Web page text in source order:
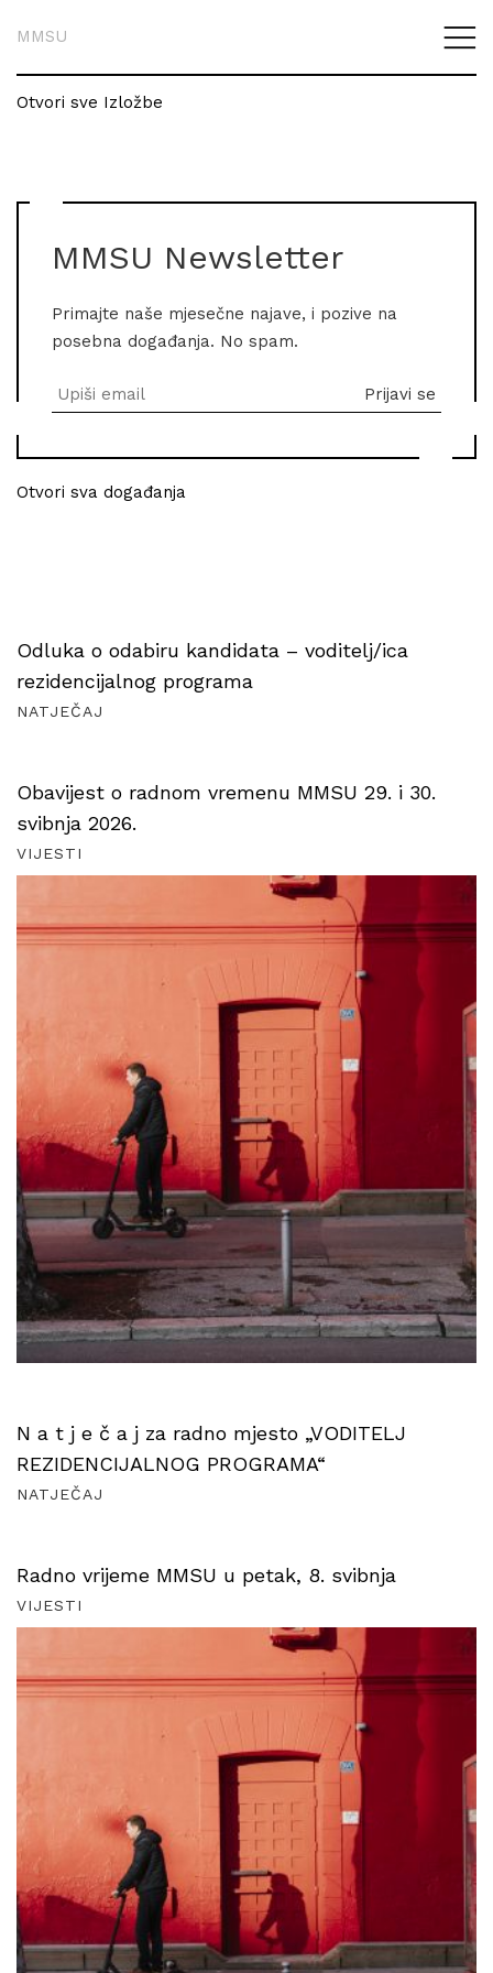
MMSU
Otvori sve Izložbe
MMSU Newsletter
Primajte naše mjesečne najave, i pozive na
posebna događanja. No spam.
Otvori sva događanja
Odluka o odabiru kandidata – voditelj/ica
rezidencijalnog programa
NATJEČAJ
Obavijest o radnom vremenu MMSU 29. i 30.
svibnja 2026.
VIJESTI
N a t j e č a j za radno mjesto „VODITELJ
REZIDENCIJALNOG PROGRAMA“
NATJEČAJ
Radno vrijeme MMSU u petak, 8. svibnja
VIJESTI